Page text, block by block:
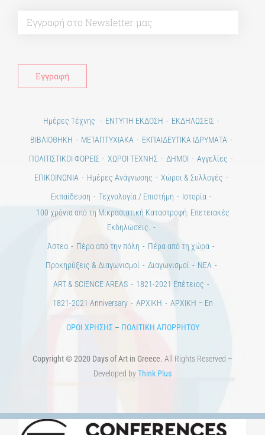
Ημέρες Τέχνης ΕΝΤΥΠΗ ΕΚΔΟΣΗ
ΕΚΔΗΛΩΣΕΙΣ
ΒΙΒΛΙΟΘΗΚΗ
ΜΕΤΑΠΤΥΧΙΑΚΑ
ΕΚΠΑΙΔΕΥΤΙΚΑ ΙΔΡΥΜΑΤΑ
ΠΟΛΙΤΙΣΤΙΚΟΙ ΦΟΡΕΙΣ
ΧΩΡΟΙ ΤΕΧΝΗΣ ΔΗΜΟΙ
Αγγελίες
ΕΠΙΚΟΙΝΩΝΙΑ
Ημέρες Ανάγνωσης
Χώροι & Συλλογές
Εκπαίδευση
Τεχνολογία / Επιστήμη
Ιστορία
100 χρόνια από τη Μικρασιατική Καταστροφή. Επετειακές
Εκδηλώσεις.
Άστεα
Πέρα από την πόλη
Πέρα από τη χώρα
Προκηρύξεις & Διαγωνισμοί
Διαγωνισμοί
ΝΕΑ
ART & SCIENCE AREAS
1821-2021 Επέτειος
1821-2021 Anniversary
ΑΡΧΙΚΗ ΑΡΧΙΚΗ – En
ΟΡΟΙ ΧΡΗΣΗΣ– ΠΟΛΙΤΙΚΗ ΑΠΟΡΡΗΤΟΥ
Copyright © 2020 Days of Art in Greece. All Rights Reserved –
Developed byThink Plus